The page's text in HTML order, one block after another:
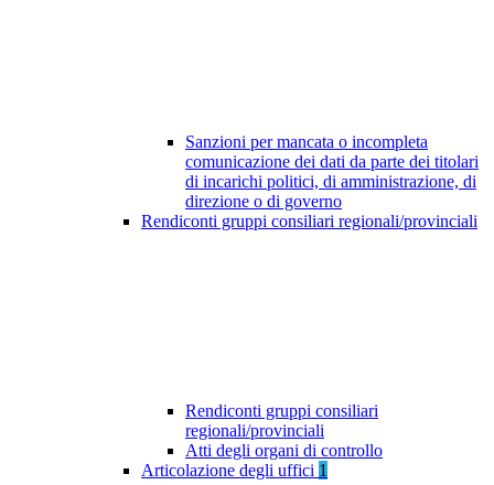
Sanzioni per mancata o incompleta
comunicazione dei dati da parte dei titolari
di incarichi politici, di amministrazione, di
direzione o di governo
Rendiconti gruppi consiliari regionali/provinciali
Rendiconti gruppi consiliari
regionali/provinciali
Atti degli organi di controllo
Articolazione degli uffici 1